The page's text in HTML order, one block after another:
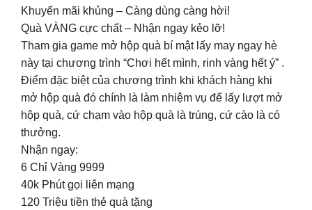
Khuyến mãi khủng – Càng dùng càng hời!
Quà VÀNG cực chất – Nhận ngay kẻo lỡ!
Tham gia game mở hộp quà bí mật lấy may ngay hè
này tại chương trình “Chơi hết mình, rinh vàng hết ý” .
Điểm đặc biệt của chương trình khi khách hàng khi
mở hộp quà đó chính là làm nhiệm vụ để lấy lượt mở
hộp quà, cứ chạm vào hộp quà là trúng, cứ cào là có
thưởng.
Nhận ngay:
6 Chỉ Vàng 9999
40k Phút gọi liên mạng
120 Triệu tiền thẻ quà tặng